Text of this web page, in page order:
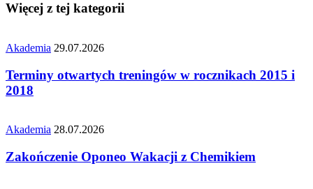
Więcej z tej kategorii
Akademia 29.07.2026
Terminy otwartych treningów w rocznikach 2015 i
2018
Akademia 28.07.2026
Zakończenie Oponeo Wakacji z Chemikiem